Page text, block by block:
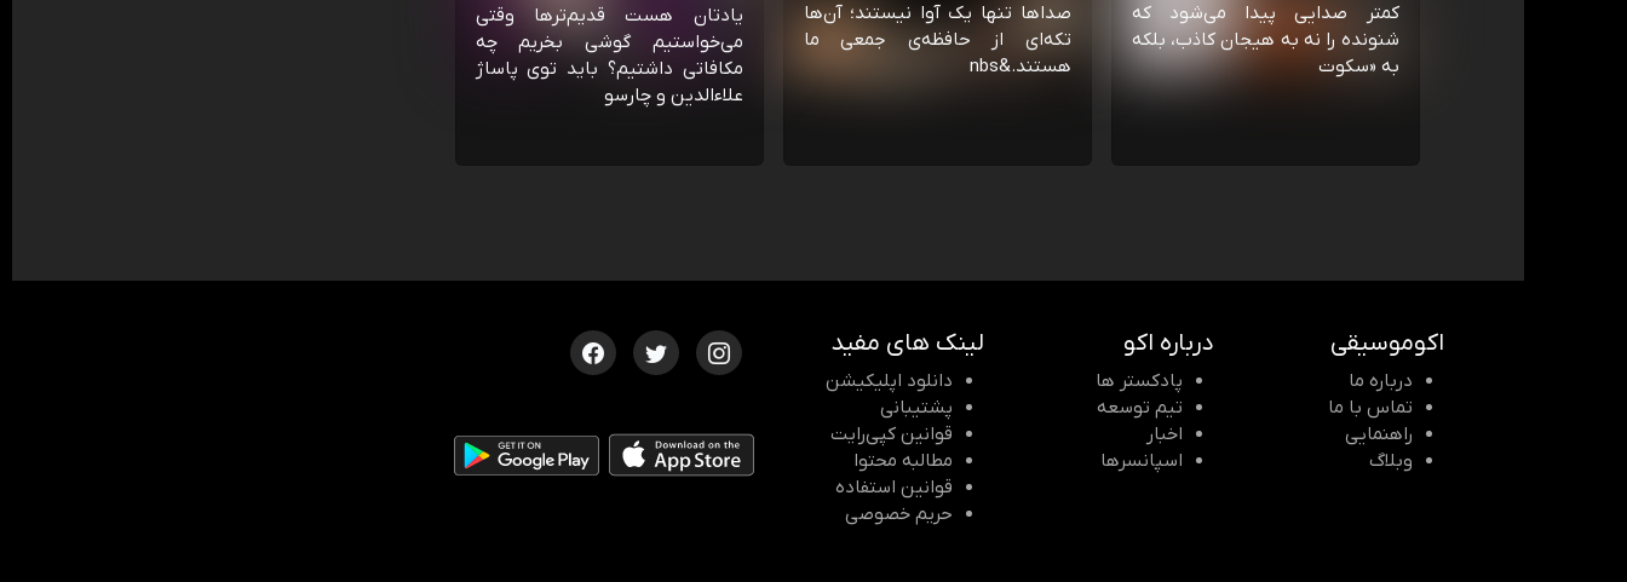
کمتر صدایی پیدا می‌شود که
شنونده را نه به هیجان کاذب، بلکه
به «سکوت
صداها تنها یک آوا نیستند؛ آن‌ها
تکه‌ای از حافظه‌ی جمعی ما
هستند.&nbs
یادتان هست قدیم‌ترها وقتی
می‌خواستیم گوشی بخریم چه
مکافاتی داشتیم؟ باید توی پاساژ
علاءالدین و چارسو
اکوموسیقی
درباره ما
تماس با ما
راهنمایی
وبلاگ
درباره اکو
پادکستر ها
تیم توسعه
اخبار
اسپانسرها
لینک های مفید
دانلود اپلیکیشن
پشتیبانی
قوانین کپی‌رایت
مطالبه محتوا
قوانین استفاده
حریم خصوصی